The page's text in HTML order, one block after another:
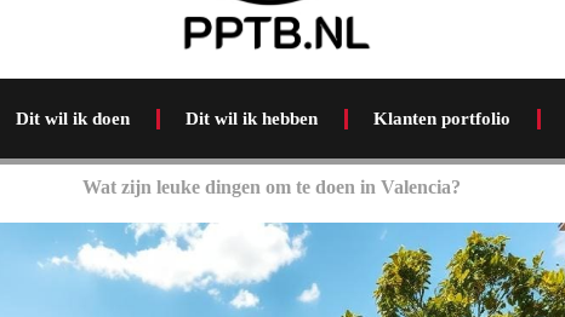
Dit wil ik doen Dit wil ik hebben Klanten portfolio
Wat zijn leuke dingen om te doen in Valencia?